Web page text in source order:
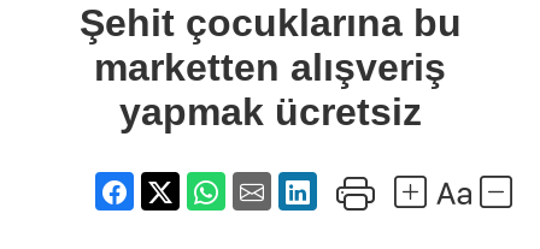
alışveriş
ücretsiz
Şehit çocuklarına bu
marketten alışveriş
yapmak ücretsiz